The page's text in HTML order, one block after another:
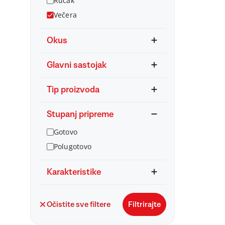
Večera
Okus
Glavni sastojak
Tip proizvoda
Stupanj pripreme
Gotovo
Polugotovo
Karakteristike
Očistite sve filtere Filtrirajte